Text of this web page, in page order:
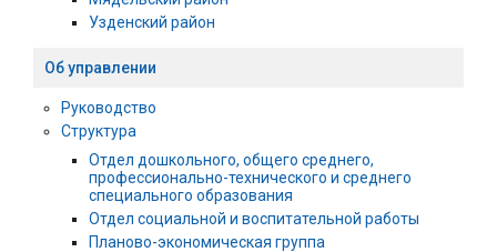
Узденский район
Об управлении
Руководство
Структура
Отдел дошкольного, общего среднего,
профессионально-технического и среднего
специального образования
Отдел социальной и воспитательной работы
Планово-экономическая группа